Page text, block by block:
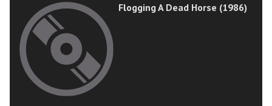
Flogging A Dead Horse (1986)